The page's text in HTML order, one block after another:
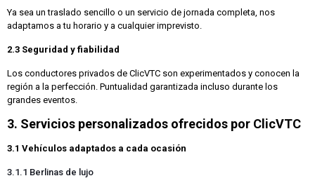
Ya sea un traslado sencillo o un servicio de jornada completa, nos
adaptamos a tu horario y a cualquier imprevisto.
2.3 Seguridad y fiabilidad
Los conductores privados de ClicVTC son experimentados y conocen la
región a la perfección. Puntualidad garantizada incluso durante los
grandes eventos.
3. Servicios personalizados ofrecidos por ClicVTC
3.1 Vehículos adaptados a cada ocasión
3.1.1 Berlinas de lujo